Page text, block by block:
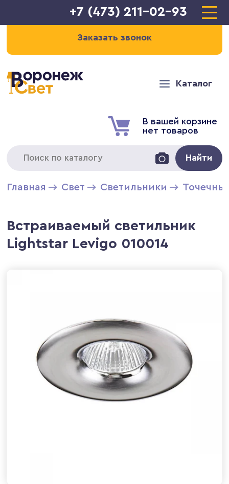
+7 (473) 211-02-93
Заказать звонок
Каталог
В вашей корзине
нет товаров
Найти
Главная Свет Светильники
Встраиваемый светильник
Lightstar Levigo 010014